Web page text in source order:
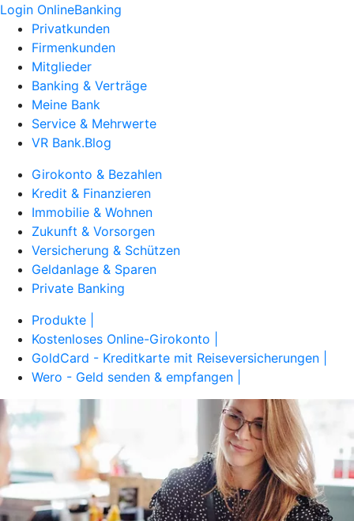
Login OnlineBanking
Privatkunden
Firmenkunden
Mitglieder
Banking & Verträge
Meine Bank
Service & Mehrwerte
VR Bank.Blog
Girokonto & Bezahlen
Kredit & Finanzieren
Immobilie & Wohnen
Zukunft & Vorsorgen
Versicherung & Schützen
Geldanlage & Sparen
Private Banking
Produkte |
Kostenloses Online-Girokonto |
GoldCard - Kreditkarte mit Reiseversicherungen |
Wero - Geld senden & empfangen |